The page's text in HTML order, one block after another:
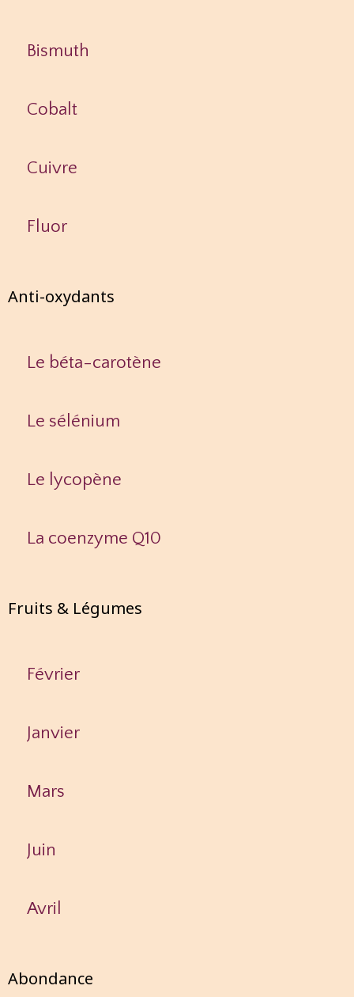
Bismuth
Cobalt
Cuivre
Fluor
Anti-oxydants
Le béta-carotène
Le sélénium
Le lycopène
La coenzyme Q10
Fruits & Légumes
Février
Janvier
Mars
Juin
Avril
Abondance